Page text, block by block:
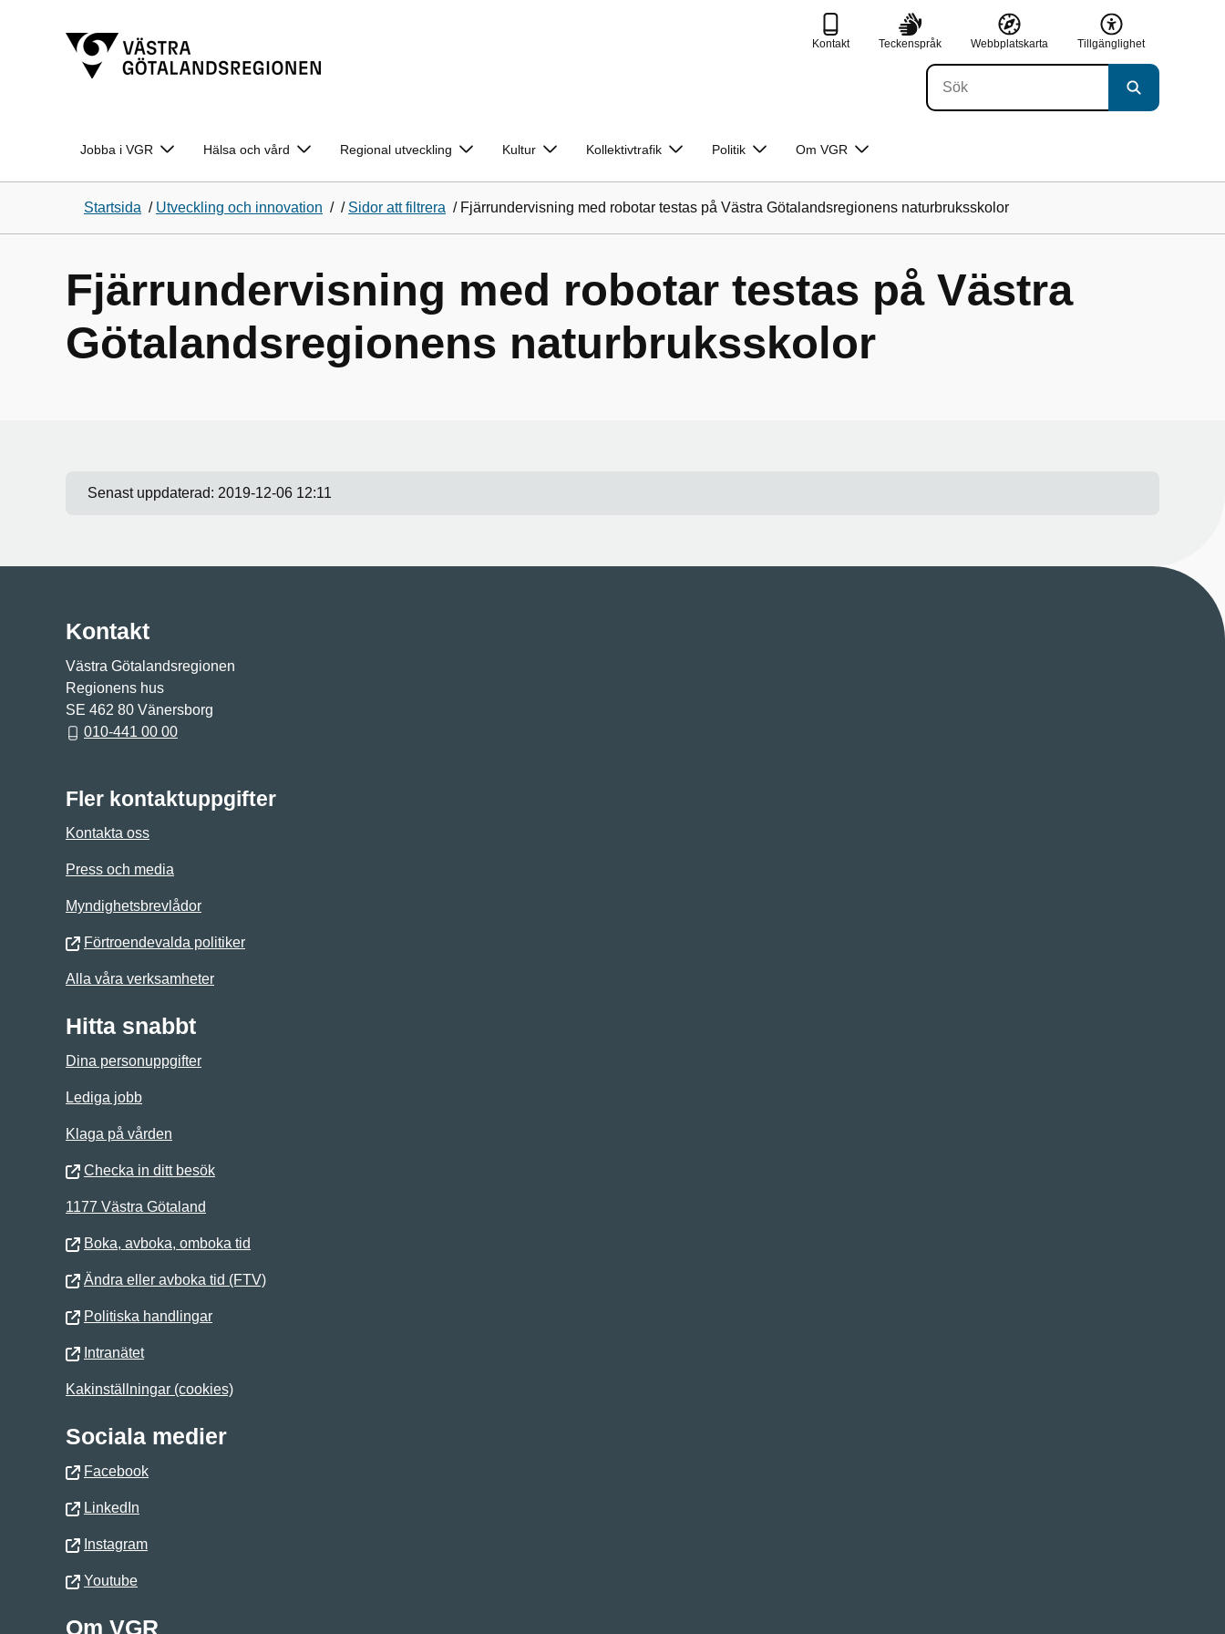
Kontakt Teckenspråk Webbplatskarta Tillgänglighet
Jobba i VGR Hälsa och vård Regional utveckling Kultur Kollektivtrafik Politik Om VGR
Startsida / Utveckling och innovation / / Sidor att filtrera / Fjärrundervisning med robotar testas på Västra Götalandsregionens naturbruksskolor
Fjärrundervisning med robotar testas på Västra
Götalandsregionens naturbruksskolor
Senast uppdaterad: 2019-12-06 12:11
Kontakt
Västra Götalandsregionen
Regionens hus
SE 462 80 Vänersborg
010-441 00 00
Fler kontaktuppgifter
Kontakta oss
Press och media
Myndighetsbrevlådor
Förtroendevalda politiker
Alla våra verksamheter
Hitta snabbt
Dina personuppgifter
Lediga jobb
Klaga på vården
Checka in ditt besök
1177 Västra Götaland
Boka, avboka, omboka tid
Ändra eller avboka tid (FTV)
Politiska handlingar
Intranätet
Kakinställningar (cookies)
Sociala medier
Facebook
LinkedIn
Instagram
Youtube
Om VGR